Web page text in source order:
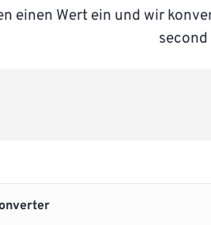
einen Wert ein und wir
second